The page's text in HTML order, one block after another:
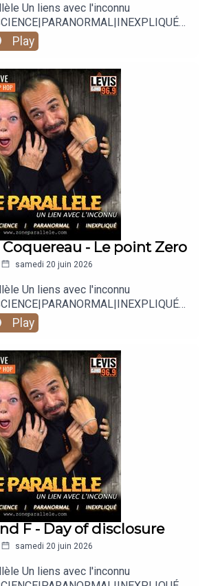
Un liens avec l'inconnu
Lauzé, SteveZ
zoneparallele
SteveZ582
zoneparallele
@zoneparallele
Play
- Le point Zero
samedi 20 juin 2026
Un liens avec l'inconnu
Lauzé, SteveZ
zoneparallele
SteveZ582
zoneparallele
@zoneparallele
Play
F - Day of disclosure
samedi 20 juin 2026
Un liens avec l'inconnu